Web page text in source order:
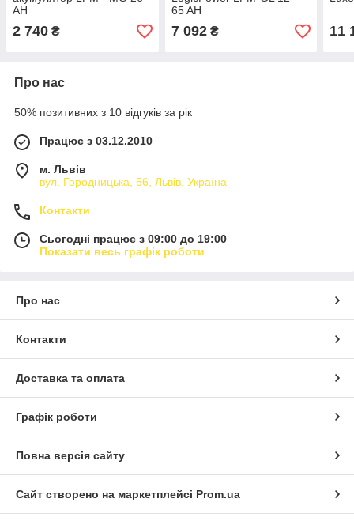
AH
2 740 ₴
65 AH
7 092₴ 11
Про нас
50% позитивних з 10 відгуків за рік
Працює з 03.12.2010
м. Львів
вул. Городницька, 56, Львів, Україна
Контакти
Сьогодні працює з 09:00 до 19:00
Показати весь графік роботи
Про нас
Контакти
Доставка та оплата
Графік роботи
Повна версія сайту
Сайт створено на маркетплейсі Prom.ua